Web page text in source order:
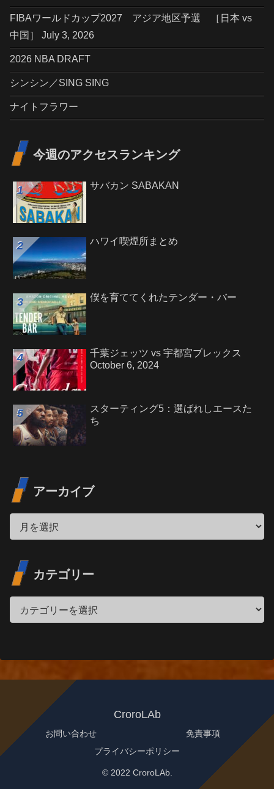
FIBAワールドカップ2027 アジア地区予選 ［日本 vs
中国］ July 3, 2026
2026 NBA DRAFT
シンシン／SING SING
ナイトフラワー
今週のアクセスランキング
サバカン SABAKAN
ハワイ喫煙所まとめ
僕を育ててくれたテンダー・バー
千葉ジェッツ vs 宇都宮ブレックス
October 6, 2024
スターティング5：選ばれしエースた
ち
アーカイブ
カテゴリー
CroroLAb
お問い合わせ
免責事項
プライバシーポリシー
© 2022 CroroLAb.